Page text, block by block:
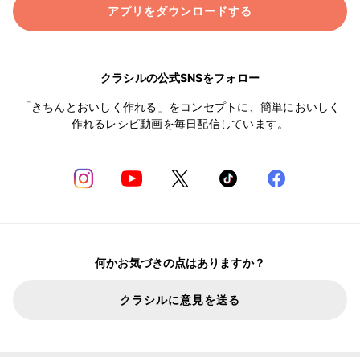
アプリをダウンロードする
クラシルの公式SNSをフォロー
「きちんとおいしく作れる」をコンセプトに、簡単においしく
作れるレシピ動画を毎日配信しています。
何かお気づきの点はありますか？
クラシルに意見を送る